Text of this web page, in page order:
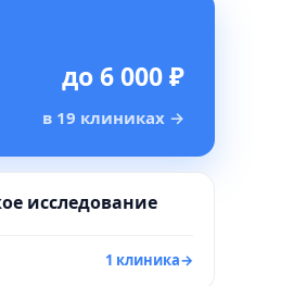
до 6 000 ₽
в 19 клиниках →
исследование
1 клиника→